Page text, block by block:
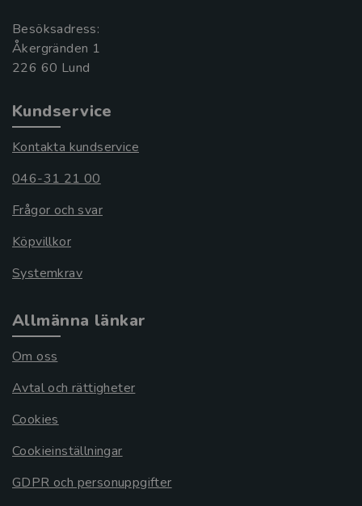
Besöksadress:
Åkergränden 1
Kundservice
Kontakta kundservice
046-31 21 00
Frågor och svar
Köpvillkor
Systemkrav
Allmänna länkar
Om oss
Avtal och rättigheter
Cookies
Cookieinställningar
GDPR och personuppgifter